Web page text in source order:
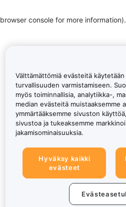
browser console for more information).
Välttämättömiä evästeitä
turvallisuuden varmistamiseen.
myös toiminnallisia, analytiikka-,
median evästeitä muistaaksemme
ymmärtääksemme sivuston
sivustoa ja tukeaksemme
jakamisominaisuuksia.
Hyväksy kaikki
evästeet